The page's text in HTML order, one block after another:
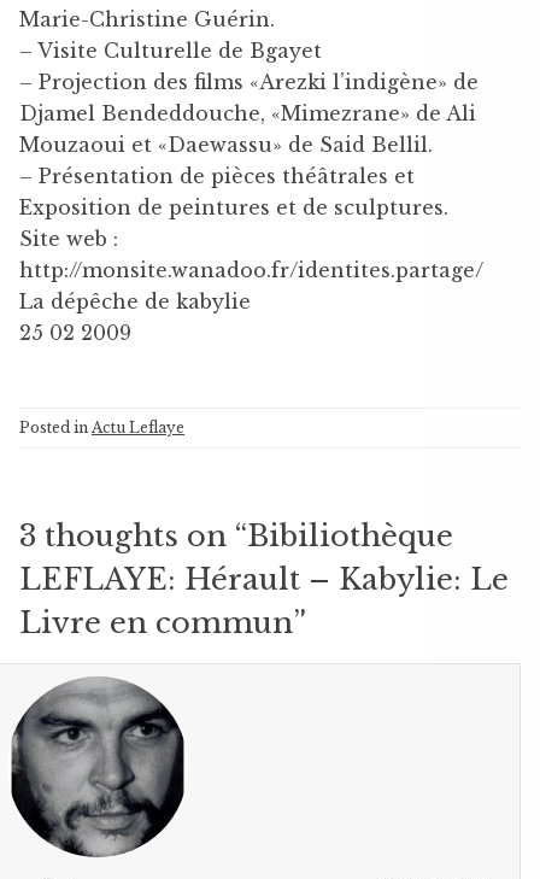
Marie-Christine Guérin.
– Visite Culturelle de Bgayet
– Projection des films «Arezki l’indigène» de
Djamel Bendeddouche, «Mimezrane» de Ali
Mouzaoui et «Daewassu» de Said Bellil.
– Présentation de pièces théâtrales et
Exposition de peintures et de sculptures.
Site web :
http://monsite.wanadoo.fr/identites.partage/
La dépêche de kabylie
25 02 2009
Posted in Actu Leflaye
3 thoughts on “Bibiliothèque
LEFLAYE: Hérault – Kabylie: Le
Livre en commun”